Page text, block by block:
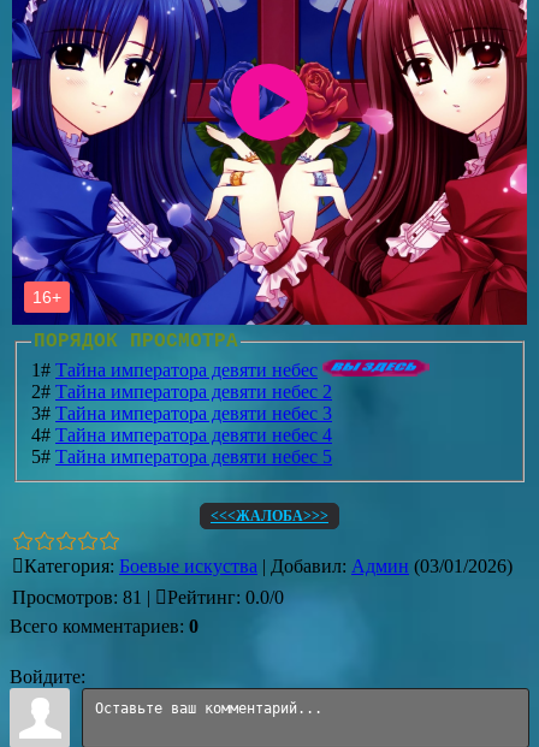
ПОРЯДОК ПРОСМОТРА
1# Тайна императора девяти небес
2# Тайна императора девяти небес 2
3# Тайна императора девяти небес 3
4# Тайна императора девяти небес 4
5# Тайна императора девяти небес 5
<<<ЖАЛОБА>>>
Категория: Боевые искуства | Добавил: Админ (03/01/2026)
Просмотров: 81 | Рейтинг: 0.0/0
Всего комментариев: 0
Войдите: